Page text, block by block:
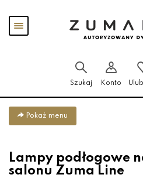
Pokaż
menu
Szukaj Konto
Pokaż menu
Lampy podłogowe
salonu Zuma Line